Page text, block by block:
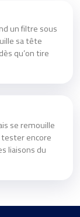
un filtre sous
sa tête
qu’on tire
se remouille
tester encore
liaisons du